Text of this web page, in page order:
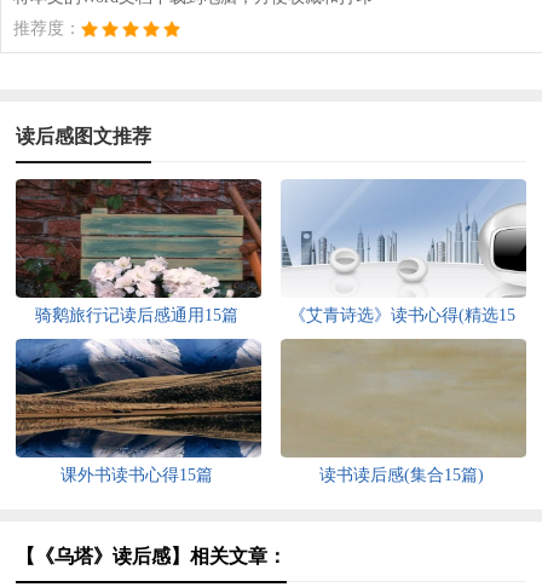
推荐度：
读后感图文推荐
骑鹅旅行记读后感通用15篇
《艾青诗选》读书心得(精选15
课外书读书心得15篇 读书读后感(集合15篇)
【《乌塔》读后感】相关文章：